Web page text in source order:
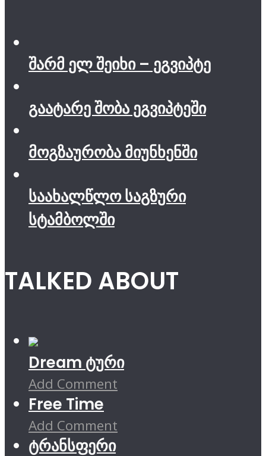
შარმ ელ შეიხი – ეგვიპტე
გაატარე შობა ეგვიპტეში
მოგზაურობა მიუნხენში
საახალწლო საგზური
სტამბოლში
TALKED ABOUT
Dream ტური
Add Comment
Free Time
Add Comment
ტრანსფერი